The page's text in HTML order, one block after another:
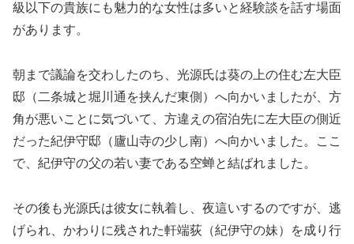
級以下の貴族にも魅力的な女性は多いと経験談を話す場面
があります。
朝まで議論を交わしたのち、光源氏は葵の上の住む左大臣
邸（二条城と堀川通を挟んだ東側）へ向かいましたが、方
角が悪いことに気づいて、方違えの宿泊先に左大臣の側近
だった紀伊守邸（廬山寺の少し南）へ向かいました。ここ
で、紀伊守の父の若い妻である空蝉と結ばれました。
その後も光源氏は彼女に執着し、夜這いするのですが、逃
げられ、かわりに残された軒端荻（紀伊守の妹）を成り行